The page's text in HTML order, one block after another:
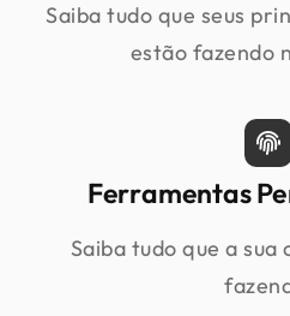
Saiba tudo que seus
estão fazendo
Ferramentas
Saiba tudo que a